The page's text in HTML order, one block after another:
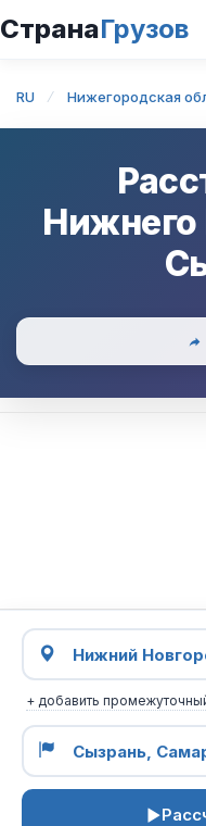
СтранаГрузов
RU Нижегородская
Нижнего
+ добавить